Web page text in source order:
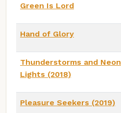
Green Is Lord
Hand of Glory
Thunderstorms and Neon
Lights (2018)
Pleasure Seekers (2019)